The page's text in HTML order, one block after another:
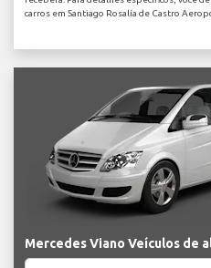
carros em Santiago Rosalía de Castro
Mercedes Viano Veículos de